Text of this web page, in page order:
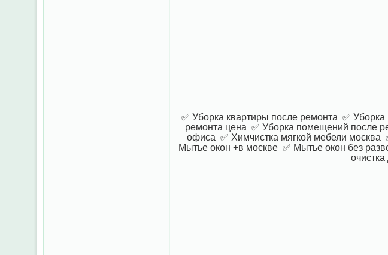
✅ Уборка квартиры после ремонта ✅
ремонта цена ✅ Уборка помещений после
офиса ✅ Химчистка мягкой мебели москва
Мытье окон +в москве ✅ Мытье окон без